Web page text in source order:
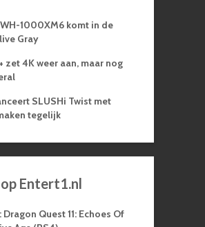
WH-1000XM6 komt in de
Gray
zet 4K weer aan, maar nog
SLUSHi Twist met
tegelijk
Entert1.nl
Dragon Quest 11: Echoes Of